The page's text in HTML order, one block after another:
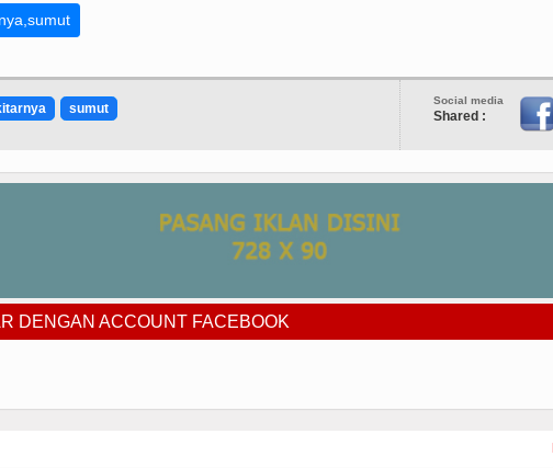
Social media
Shared :
sumut
DENGAN ACCOUNT FACEBOOK